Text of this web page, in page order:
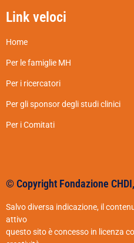
Link veloci
Home
Per le famiglie MH
Per i ricercatori
Per gli sponsor degli studi clinici
Per i Comitati
© Copyright Fondazione
Salvo diversa indicazione, il
attivo
questo sito è concesso in licenza